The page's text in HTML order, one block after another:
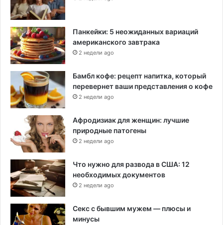
Панкейки: 5 неожиданных вариаций
американского завтрака
2 недели ago
Бамбл кофе: рецепт напитка, который
перевернет ваши представления о кофе
2 недели ago
Афродизиак для женщин: лучшие
природные патогены
2 недели ago
Что нужно для развода в США: 12
необходимых документов
2 недели ago
Секс с бывшим мужем — плюсы и
минусы